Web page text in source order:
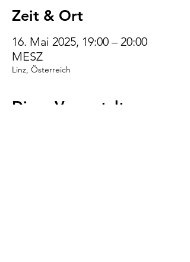
Zeit & Ort
16. Mai 2025, 19:00 – 20:00
MESZ
Linz, Österreich
Diese Veranstaltung